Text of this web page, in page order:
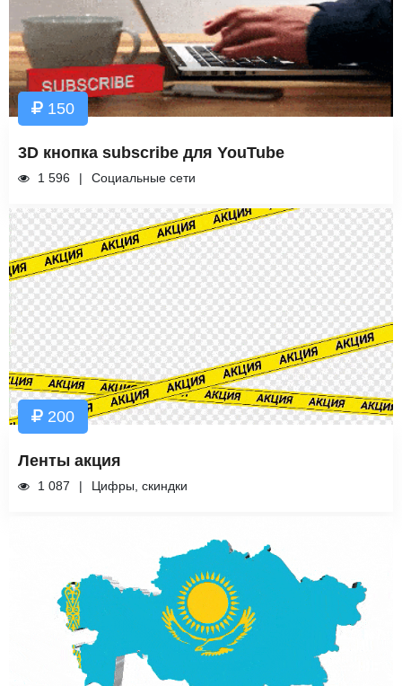
150
3D кнопка subscribe для YouTube
1 596 Социальные сети
200
Ленты акция
1 087 Цифры, скиндки